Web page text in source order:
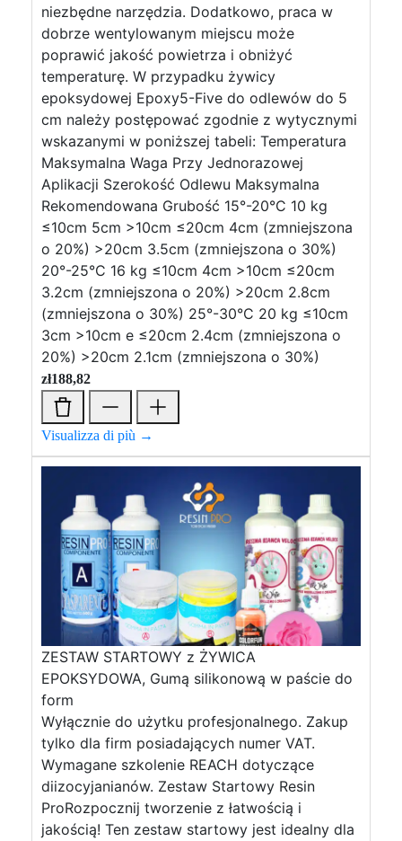
niezbędne narzędzia. Dodatkowo, praca w
dobrze wentylowanym miejscu może
poprawić jakość powietrza i obniżyć
temperaturę. W przypadku żywicy
epoksydowej Epoxy5-Five do odlewów do 5
cm należy postępować zgodnie z wytycznymi
wskazanymi w poniższej tabeli: Temperatura
Maksymalna Waga Przy Jednorazowej
Aplikacji Szerokość Odlewu Maksymalna
Rekomendowana Grubość 15°-20°C 10 kg
≤10cm 5cm >10cm ≤20cm 4cm (zmniejszona
o 20%) >20cm 3.5cm (zmniejszona o 30%)
20°-25°C 16 kg ≤10cm 4cm >10cm ≤20cm
3.2cm (zmniejszona o 20%) >20cm 2.8cm
(zmniejszona o 30%) 25°-30°C 20 kg ≤10cm
3cm >10cm e ≤20cm 2.4cm (zmniejszona o
20%) >20cm 2.1cm (zmniejszona o 30%)
zł188,82
Visualizza di più →
ZESTAW STARTOWY z ŻYWICA
EPOKSYDOWA, Gumą silikonową w paście do
form
Wyłącznie do użytku profesjonalnego. Zakup
tylko dla firm posiadających numer VAT.
Wymagane szkolenie REACH dotyczące
diizocyjanianów. Zestaw Startowy Resin
ProRozpocznij tworzenie z łatwością i
jakością! Ten zestaw startowy jest idealny dla